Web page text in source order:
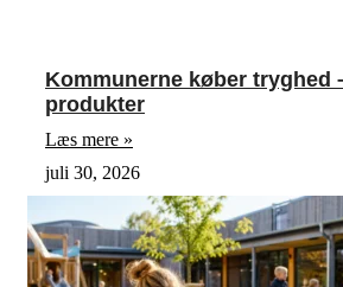
Kommunerne køber tryghed
produkter
Læs mere »
juli 30, 2026